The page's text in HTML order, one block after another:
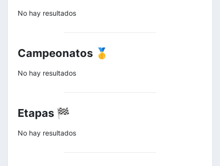
No hay resultados
Campeonatos 🥇
No hay resultados
Etapas 🏁
No hay resultados